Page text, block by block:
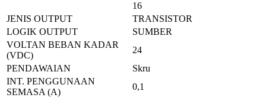
16
JENIS OUTPUT
TRANSISTOR
LOGIK OUTPUT
SUMBER
VOLTAN BEBAN KADAR
(VDC)
24
PENDAWAIAN
Skru
INT. PENGGUNAAN
SEMASA (A)
0,1